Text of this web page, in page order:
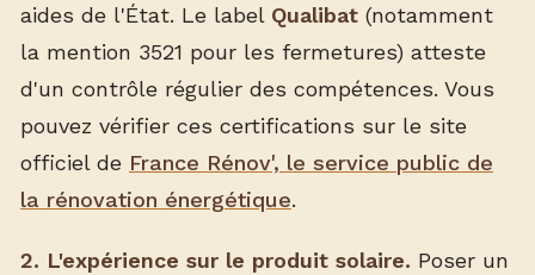
aides de l'État. Le label Qualibat (notamment
la mention 3521 pour les fermetures) atteste
d'un contrôle régulier des compétences. Vous
pouvez vérifier ces certifications sur le site
officiel de France Rénov', le service public de
la rénovation énergétique.
2. L'expérience sur le produit solaire. Poser un